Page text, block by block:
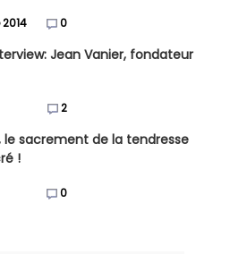
0
Jean Vanier, fondateur
2
le sacrement de la tendresse
!
0